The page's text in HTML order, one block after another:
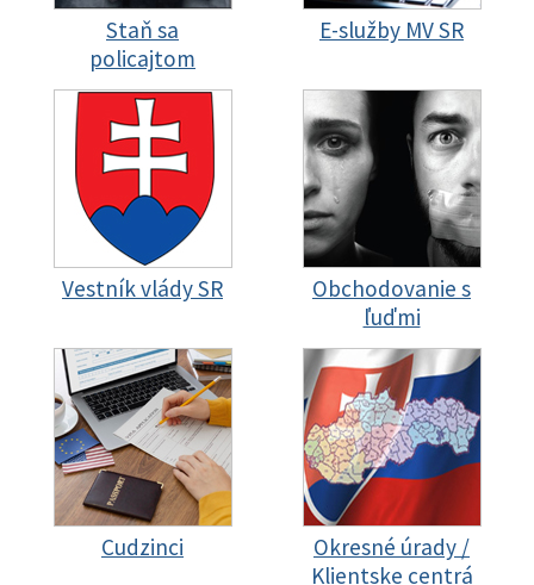
Staň sa
policajtom
E-služby MV SR
Vestník vlády SR
Obchodovanie s
ľuďmi
Cudzinci
Okresné úrady /
Klientske centrá